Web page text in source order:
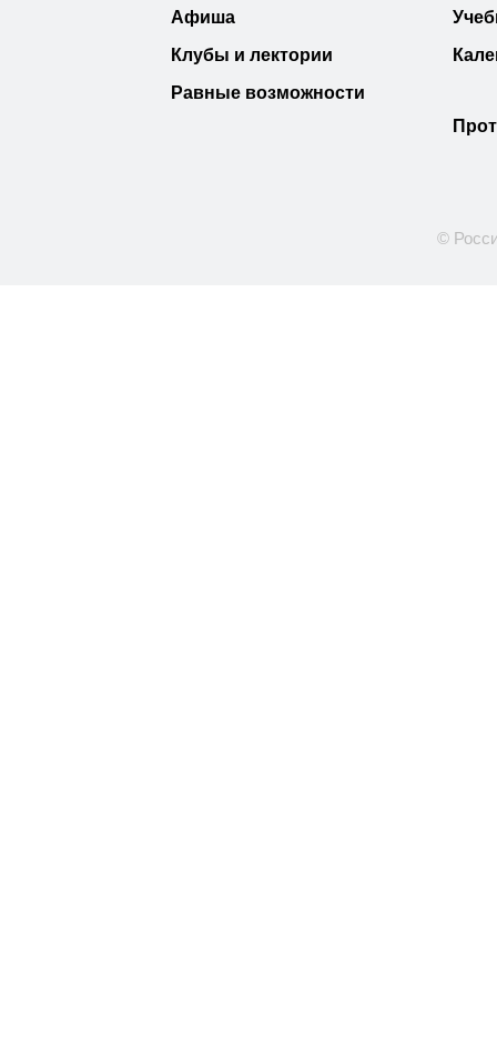
Афиша
Клубы и лектории
Равные возможности
©